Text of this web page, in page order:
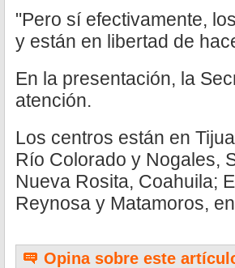
"Pero sí efectivamente,
y están en libertad de
En la presentación, la
atención.
Los centros están en
Río Colorado y Nogales,
Nueva Rosita, Coahuila;
Reynosa y Matamoros,
Opina sobre este